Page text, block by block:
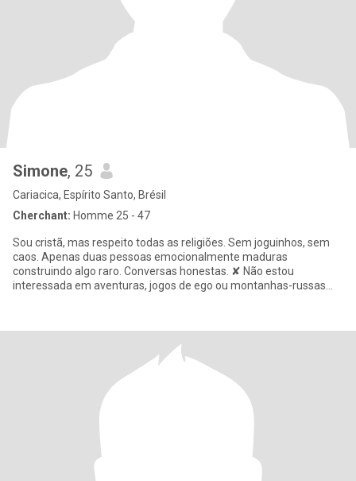
Simone, 25
Cariacica, Espírito Santo, Brésil
Cherchant: Homme 25 - 47
Sou cristã, mas respeito todas as religiões. Sem joguinhos, sem
caos. Apenas duas pessoas emocionalmente maduras
construindo algo raro. Conversas honestas. ✘ Não estou
interessada em aventuras, jogos de ego ou montanhas-russas